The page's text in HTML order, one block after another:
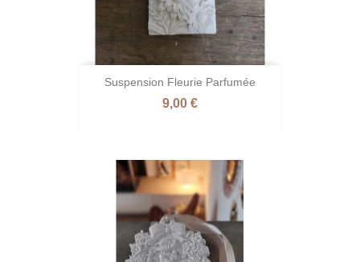
Suspension Fleurie Parfumée
Prix
9,00 €